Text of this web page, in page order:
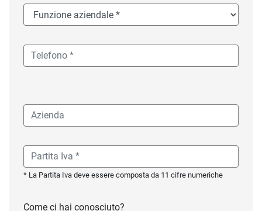
* La Partita Iva deve essere composta da 11 cifre numeriche
Come ci hai conosciuto?